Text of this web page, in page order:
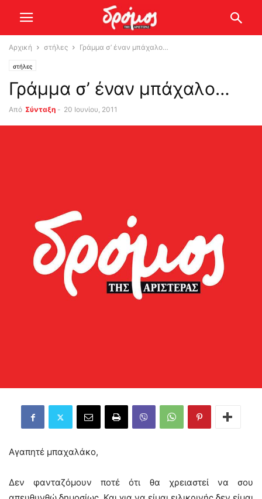
Αρχική στήλες Γράμμα σ’ έναν μπάχαλο…
στήλες
Γράμμα σ’ έναν μπάχαλο…
Από Σύνταξη - 20 Ιουνίου, 2011
Αγαπητέ μπαχαλάκο,
Δεν φανταζόμουν ποτέ ότι θα χρειαστεί να σου